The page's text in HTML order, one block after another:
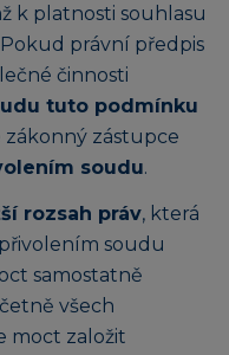
k platnosti souhlasu
Pokud právní předpis
činnosti
tuto podmínku
zákonný zástupce
soudu.
rozsah práv, která
soudu
samostatně
všech
moct založit